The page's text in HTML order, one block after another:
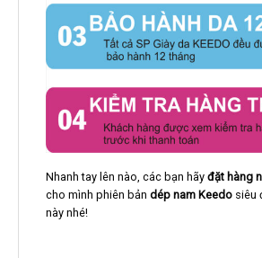
Nhanh tay lên nào, các bạn hãy đặt hàng
cho mình phiên bản dép nam Keedo siêu
này nhé!